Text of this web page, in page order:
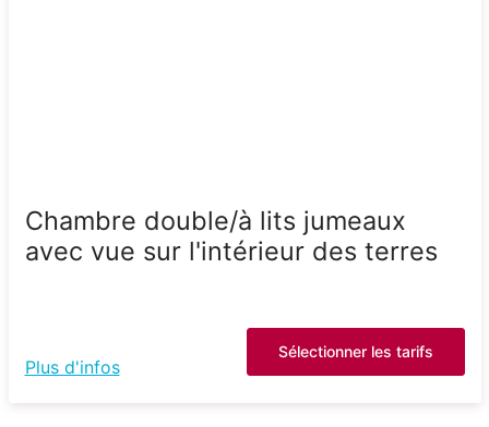
Chambre double/à lits jumeaux
avec vue sur l'intérieur des terres
Plus d'infos
Sélectionner les tarifs